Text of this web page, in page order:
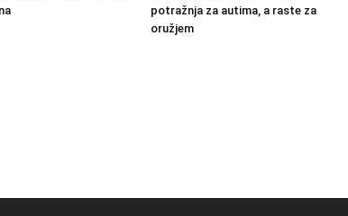
potražnja za autima, a raste za
oružjem